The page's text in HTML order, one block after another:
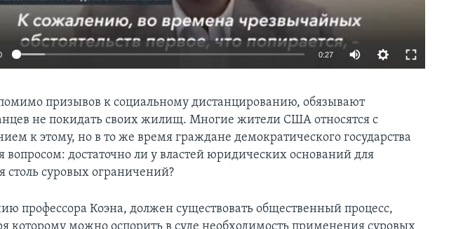
EMBED
0:27
призывов к социальному дистанцированию, обязывают
не покидать своих жилищ. Многие жители США относятся с
к этому, но в то же время граждане демократического государства
вопросом: достаточно ли у властей юридических оснований для
столь суровых ограничений?
профессора Коэна, должен существовать общественный процесс,
которому можно оспорить в суде необходимость применения суровых